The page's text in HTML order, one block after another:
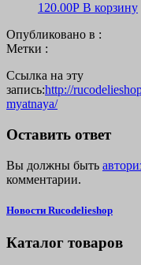
120.00Р В корзину
Опубликовано в :
Метки :
Ссылка на эту
запись:http://
myatnaya/
Оставить ответ
Вы должны быть
комментарии.
Новости Rucodelieshop
Каталог товаров